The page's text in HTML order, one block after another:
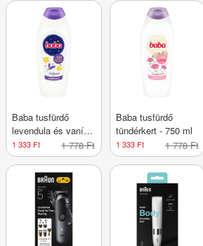
Baba tusfürdő
levendula és vanília
ilattal - 750 ml
1 333 Ft 1 778 Ft
Baba tusfürdő
tündérkert - 750 ml
1 333 Ft 1 778 Ft